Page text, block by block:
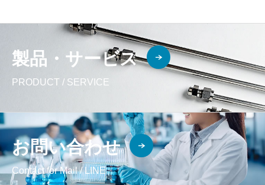
製品・サービス
PRODUCT / SERVICE
お問い合わせ
Contact for Mail / LINE